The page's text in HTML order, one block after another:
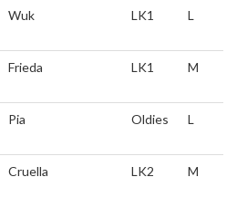
Wuk LK1 L
Frieda LK1 M
Pia Oldies L
Cruella LK2 M